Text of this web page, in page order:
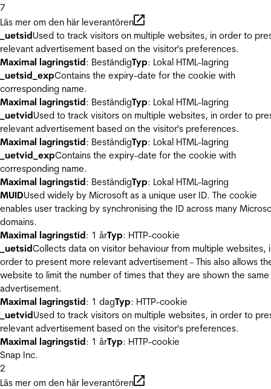
7
Läs mer om den här leverantören
_uetsidUsed to track visitors on multiple websites, in order to
relevant advertisement based on the visitor's preferences.
Maximal lagringstid: BeständigTyp: Lokal HTML-lagring
_uetsid_expContains the expiry-date for the cookie with
corresponding name.
Maximal lagringstid: BeständigTyp: Lokal HTML-lagring
_uetvidUsed to track visitors on multiple websites, in order to
relevant advertisement based on the visitor's preferences.
Maximal lagringstid: BeständigTyp: Lokal HTML-lagring
_uetvid_expContains the expiry-date for the cookie with
corresponding name.
Maximal lagringstid: BeständigTyp: Lokal HTML-lagring
MUIDUsed widely by Microsoft as a unique user ID. The cookie
enables user tracking by synchronising the ID across many
domains.
Maximal lagringstid: 1 årTyp: HTTP-cookie
_uetsidCollects data on visitor behaviour from multiple websites,
order to present more relevant advertisement - This also allows
website to limit the number of times that they are shown the same
advertisement.
Maximal lagringstid: 1 dagTyp: HTTP-cookie
_uetvidUsed to track visitors on multiple websites, in order to
relevant advertisement based on the visitor's preferences.
Maximal lagringstid: 1 årTyp: HTTP-cookie
Snap Inc.
2
Läs mer om den här leverantören